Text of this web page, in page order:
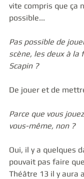
vite compris que ça
possible...
Pas possible de
scène, les deux à la
Scapin ?
De jouer et de
Parce que vous
vous-même, non ?
Oui, il y a quelques
pouvait pas faire
Théâtre 13 il y aura